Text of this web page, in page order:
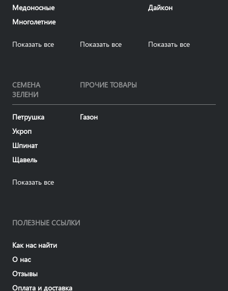
Медоносные
Многолетние
Показать все Показать все
Дайкон
Показать все
СЕМЕНА
ЗЕЛЕНИ
ПРОЧИЕ ТОВАРЫ
Петрушка
Укроп
Шпинат
Щавель
Показать все
Газон
ПОЛЕЗНЫЕ ССЫЛКИ
Как нас найти
О нас
Отзывы
Оплата и доставка